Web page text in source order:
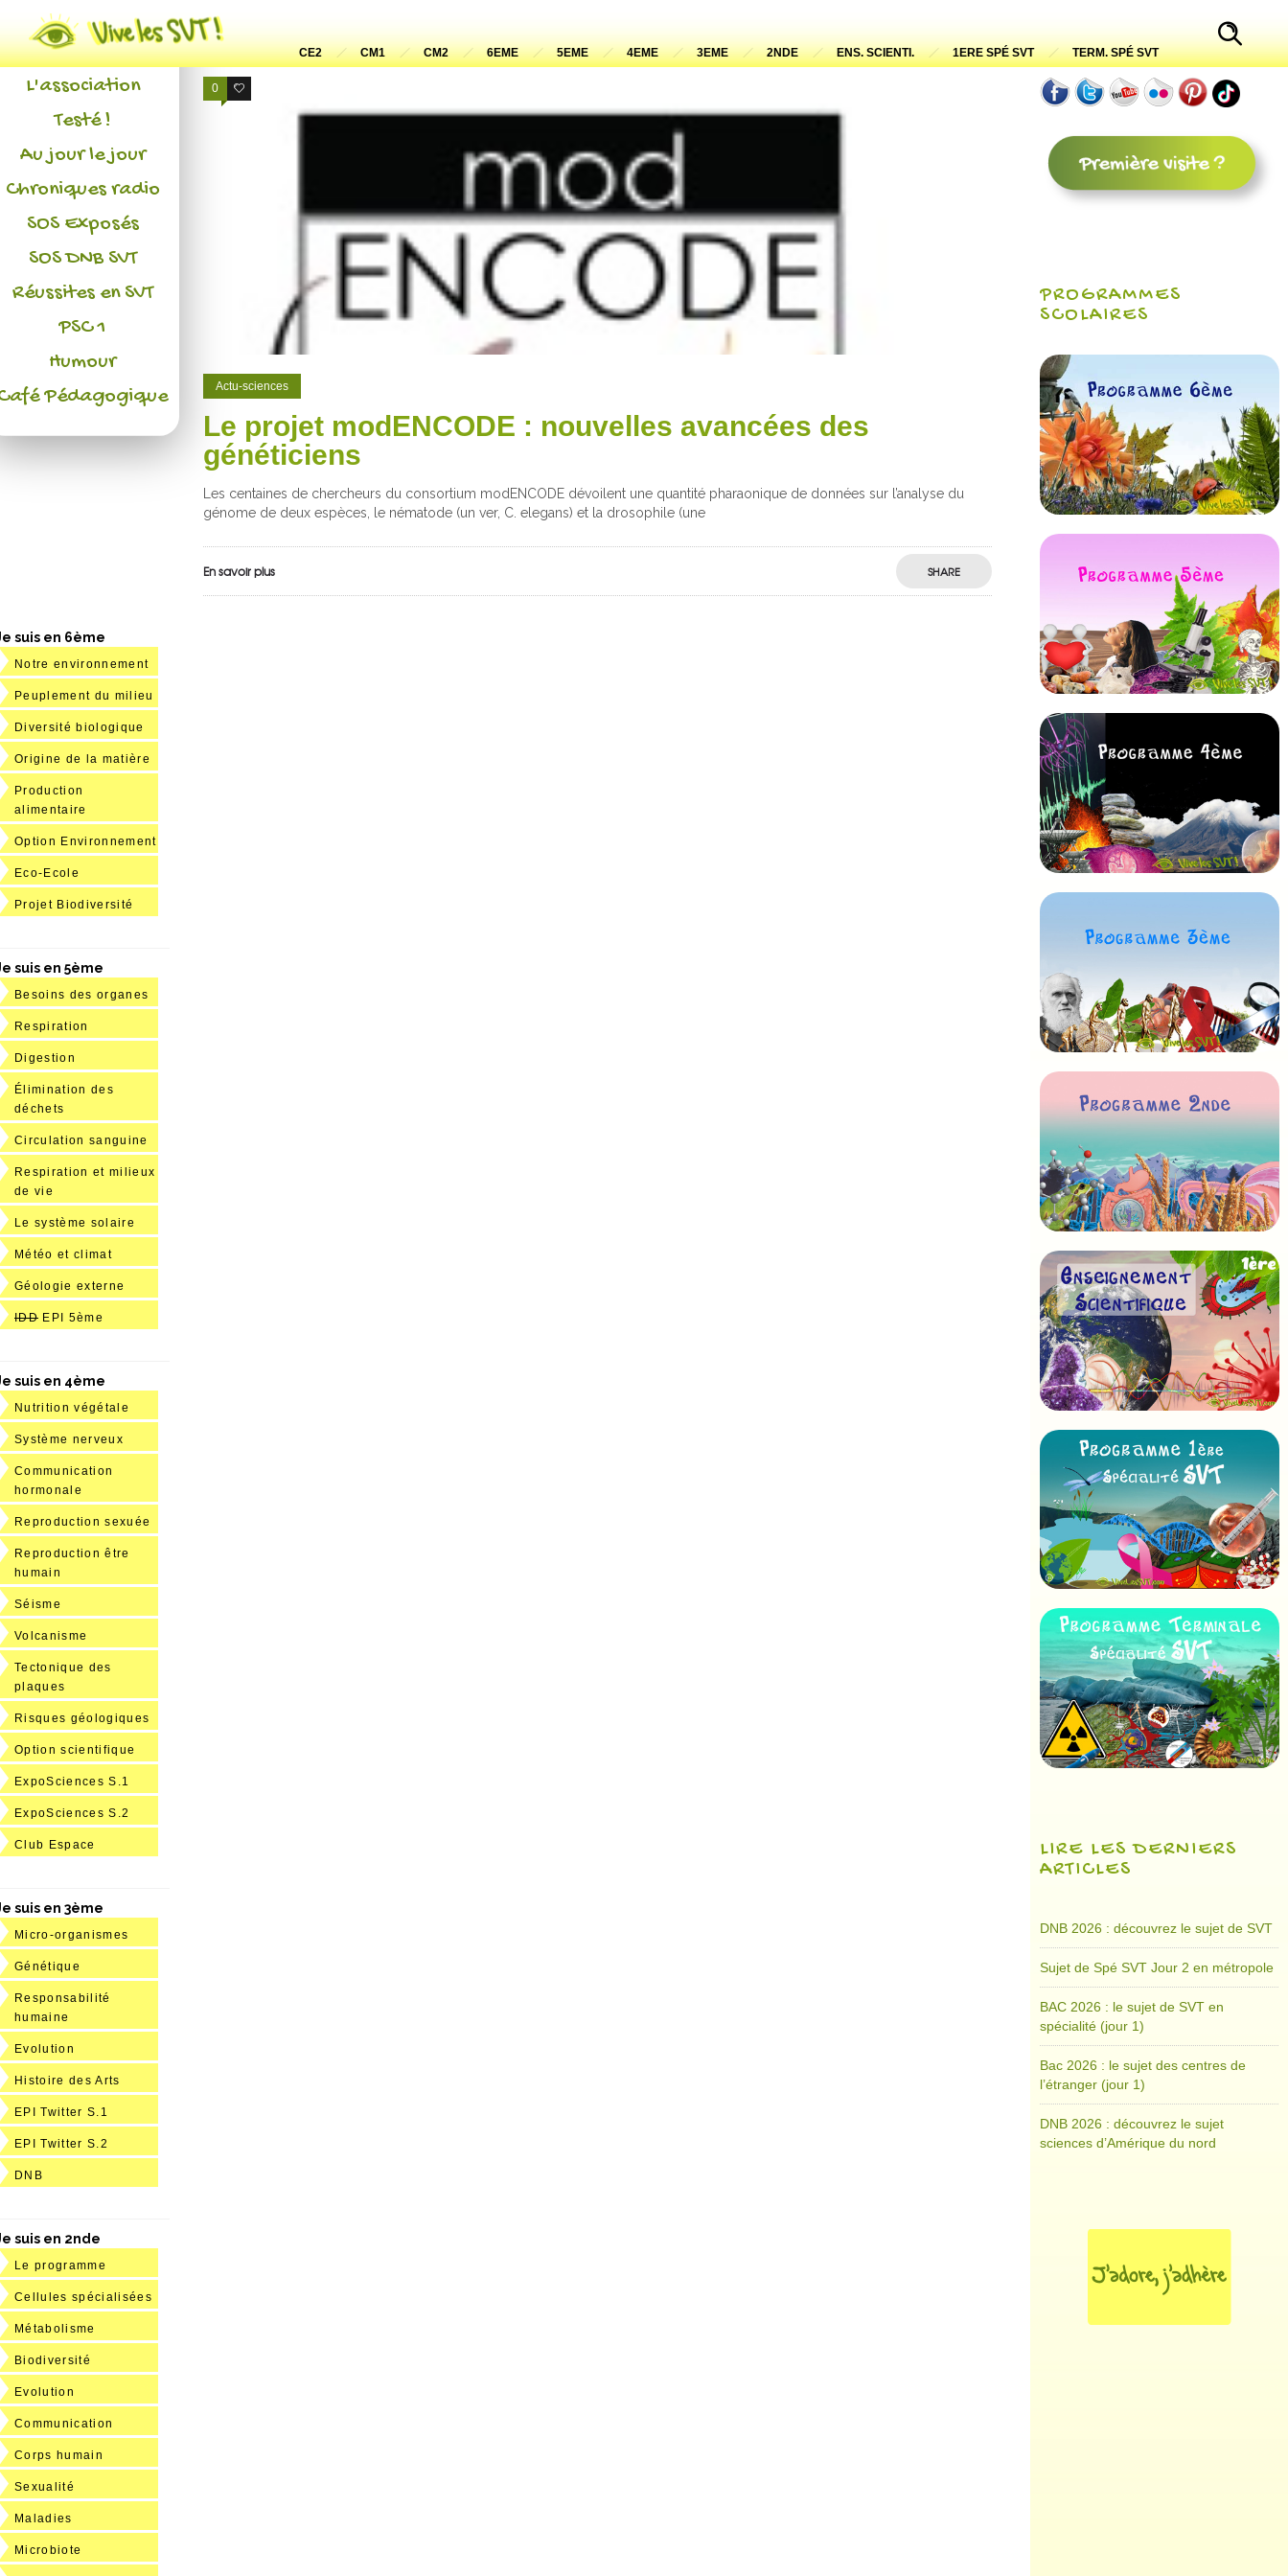
CE2 CM1 CM2 6EME 5EME 4EME 3EME 2NDE ENS. SCIENTI. 1ERE SPÉ SVT TERM. SPÉ SVT
0 0
Actu-sciences
Le projet modENCODE : nouvelles avancées des
généticiens
Les centaines de chercheurs du consortium modENCODE dévoilent une quantité pharaonique de données sur l’analyse du
génome de deux espèces, le nématode (un ver, C. elegans) et la drosophile (une
En savoir plus SHARE
Actualités
L'association
Testé !
Au jour le jour
Chroniques radio
SOS Exposés
SOS DNB SVT
Réussites en SVT
PSC 1
Humour
Pédagogique
suis en 6ème
Notre environnement
Peuplement du milieu
Diversité biologique
Origine de la matière
Production
alimentaire
Option Environnement
Eco-Ecole
Projet Biodiversité
suis en 5ème
Besoins des organes
Respiration
Digestion
Élimination des
déchets
Circulation sanguine
Respiration et milieux
de vie
Le système solaire
Météo et climat
Géologie externe
IDD EPI 5ème
suis en 4ème
Nutrition végétale
Système nerveux
Communication
hormonale
Reproduction sexuée
Reproduction être
humain
Séisme
Volcanisme
Tectonique des
plaques
Risques géologiques
Option scientifique
ExpoSciences S.1
ExpoSciences S.2
Club Espace
suis en 3ème
Micro-organismes
Génétique
Responsabilité
humaine
Evolution
Histoire des Arts
EPI Twitter S.1
EPI Twitter S.2
DNB
suis en 2nde
Le programme
Cellules spécialisées
Métabolisme
Biodiversité
Evolution
Communication
Corps humain
Sexualité
Maladies
Microbiote
PROGRAMMES
SCOLAIRES
LIRE LES DERNIERS
ARTICLES
DNB 2026 : découvrez le sujet de SVT
Sujet de Spé SVT Jour 2 en métropole
BAC 2026 : le sujet de SVT en
spécialité (jour 1)
Bac 2026 : le sujet des centres de
l’étranger (jour 1)
DNB 2026 : découvrez le sujet
sciences d’Amérique du nord